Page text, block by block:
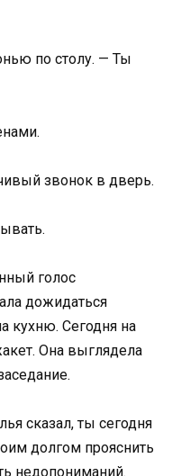
по столу. — Ты
звонок в дверь.
голос
дожидаться
кухню. Сегодня на
Она выглядела
сказал, ты сегодня
долгом прояснить
недопониманий.